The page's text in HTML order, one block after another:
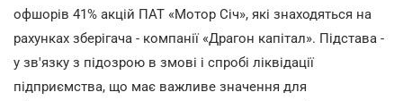
офшорів 41% акцій ПАТ «Мотор Січ», які знаходяться на
рахунках зберігача - компанії «Драгон капітал». Підстава -
у зв'язку з підозрою в змові і спробі ліквідації
підприємства, що має важливе значення для